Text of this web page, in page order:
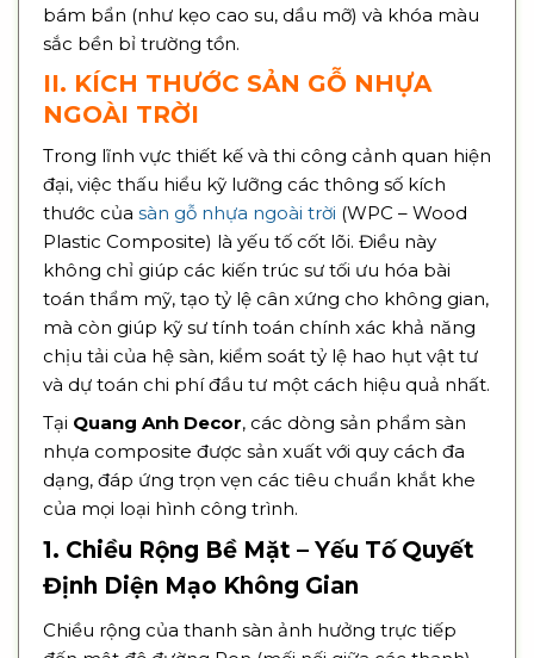
bám bẩn (như kẹo cao su, dầu mỡ) và khóa màu
sắc bền bỉ trường tồn.
II. KÍCH THƯỚC SẢN GỖ NHỰA
NGOÀI TRỜI
Trong lĩnh vực thiết kế và thi công cảnh quan hiện
đại, việc thấu hiểu kỹ lưỡng các thông số kích
thước của sàn gỗ nhựa ngoài trời (WPC – Wood
Plastic Composite) là yếu tố cốt lõi. Điều này
không chỉ giúp các kiến trúc sư tối ưu hóa bài
toán thẩm mỹ, tạo tỷ lệ cân xứng cho không gian,
mà còn giúp kỹ sư tính toán chính xác khả năng
chịu tải của hệ sàn, kiểm soát tỷ lệ hao hụt vật tư
và dự toán chi phí đầu tư một cách hiệu quả nhất.
Tại Quang Anh Decor, các dòng sản phẩm sàn
nhựa composite được sản xuất với quy cách đa
dạng, đáp ứng trọn vẹn các tiêu chuẩn khắt khe
của mọi loại hình công trình.
1. Chiều Rộng Bề Mặt – Yếu Tố Quyết
Định Diện Mạo Không Gian
Chiều rộng của thanh sàn ảnh hưởng trực tiếp